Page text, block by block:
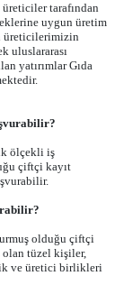
tarafından
uygun üretim
üreticilerimizin
uluslararası
yatırımlar Gıda
ölçekli iş
çiftçi kayıt
olduğu çiftçi
olan tüzel kişiler,
ve üretici birlikleri